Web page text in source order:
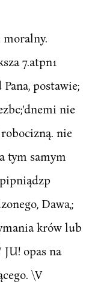
7.atpn1
postawie;
nie
robocizną. nie
tym samym
Dawa,;
krów lub
opas na
\V